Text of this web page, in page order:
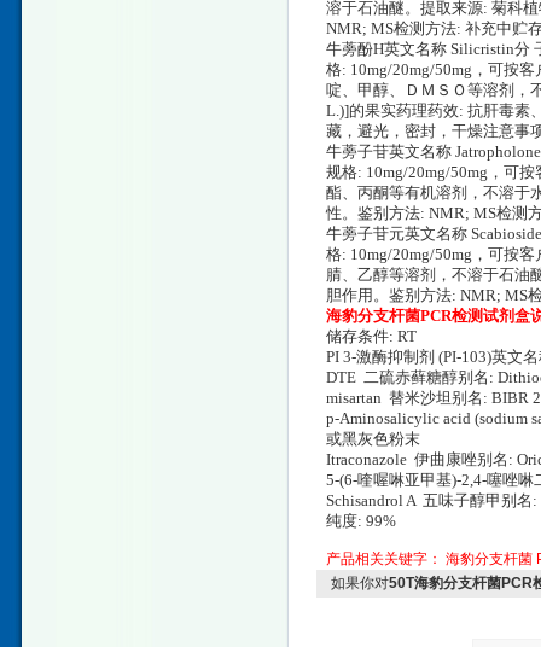
溶于石油醚。提取来源: 菊科
NMR; MS检测方法: 补充中贮
牛蒡酚H英文名称 Silicristin分
格: 10mg/20mg/50mg，可按
啶、甲醇、ＤＭＳＯ等溶剂，
L.)]的果实药理药效: 抗肝毒素
藏，避光，密封，干燥注意事
牛蒡子苷英文名称
规格: 10mg/20mg/50mg，可
酯、丙酮等有机溶剂，不溶于
性。鉴别方法: NMR; MS检测
牛蒡子苷元英文名称
格: 10mg/20mg/50mg，可按
腈、乙醇等溶剂，不溶于石油
胆作用。鉴别方法: NMR; MS
海豹分支杆菌PCR检测试剂盒
储存条件: RT
PI 3-激酶抑制剂 (PI-103)英文
DTE 二硫赤藓糖醇别名:
misartan 替米沙坦别名: BIBR
p-Aminosalicylic acid (sodium
或黑灰色粉末
Itraconazole 伊曲康唑别名:
5-(6-喹喔啉亚甲基)-2,4-噻唑啉
Schisandrol A 五味子醇甲别名
纯度: 99%
产品相关关键字： 海豹分支杆菌
如果你对50T海豹分支杆菌PCR